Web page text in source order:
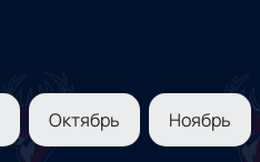
Октябрь Ноябрь